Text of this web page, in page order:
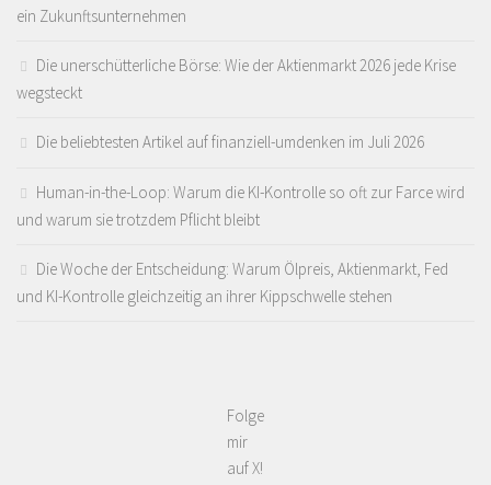
ein Zukunftsunternehmen
Die unerschütterliche Börse: Wie der Aktienmarkt 2026 jede Krise
wegsteckt
Die beliebtesten Artikel auf finanziell-umdenken im Juli 2026
Human-in-the-Loop: Warum die KI-Kontrolle so oft zur Farce wird
und warum sie trotzdem Pflicht bleibt
Die Woche der Entscheidung: Warum Ölpreis, Aktienmarkt, Fed
und KI-Kontrolle gleichzeitig an ihrer Kippschwelle stehen
Folge
mir
auf X!